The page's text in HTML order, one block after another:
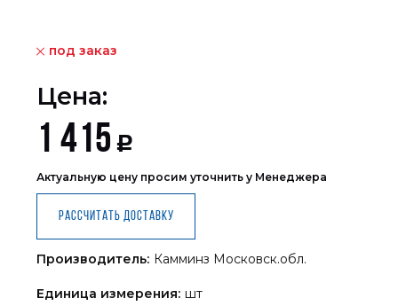
под заказ
Цена:
1 415 Р
Актуальную цену просим уточнить у Менеджера
Рассчитать доставку
Производитель: Камминз Московск.обл.
Единица измерения: шт